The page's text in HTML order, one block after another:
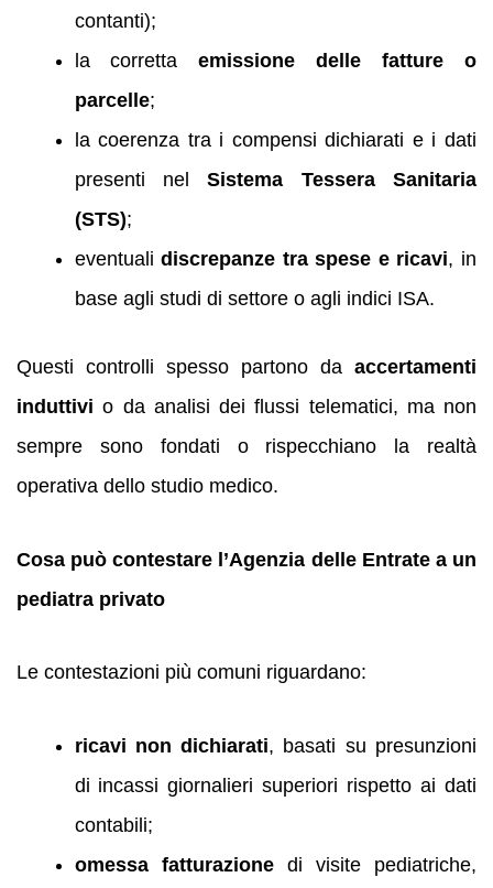
contanti);
la correttaemissione delle fatture o
parcelle;
la coerenza tra i compensi dichiarati e i dati
presenti nelSistema Tessera Sanitaria
(STS);
eventualidiscrepanze tra spese e ricavi, in
base agli studi di settore o agli indici ISA.
Questi controlli spesso partono da accertamenti
induttivi o da analisi dei flussi telematici, ma non
sempre sono fondati o rispecchiano la realtà
operativa dello studio medico.
Cosa può contestare l’Agenzia delle Entrate a un
pediatra privato
Le contestazioni più comuni riguardano:
ricavi non dichiarati, basati su presunzioni
di incassi giornalieri superiori rispetto ai dati
contabili;
omessa fatturazionedi visite pediatriche,